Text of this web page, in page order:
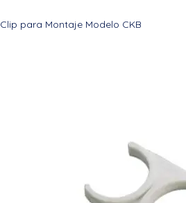
Clip para Montaje Modelo CKB